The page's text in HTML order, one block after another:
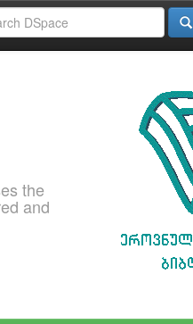
the
and